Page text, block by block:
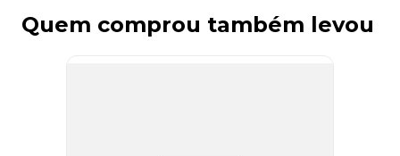
Quem comprou também levou